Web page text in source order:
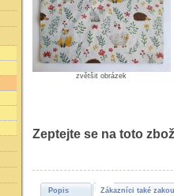
zvětšit obrázek
Zeptejte se na toto
Popis Zákazníci také